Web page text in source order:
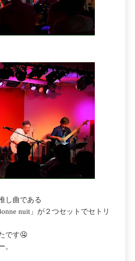
し曲である
nuit」が２つセットでセトリ
です🤤
。